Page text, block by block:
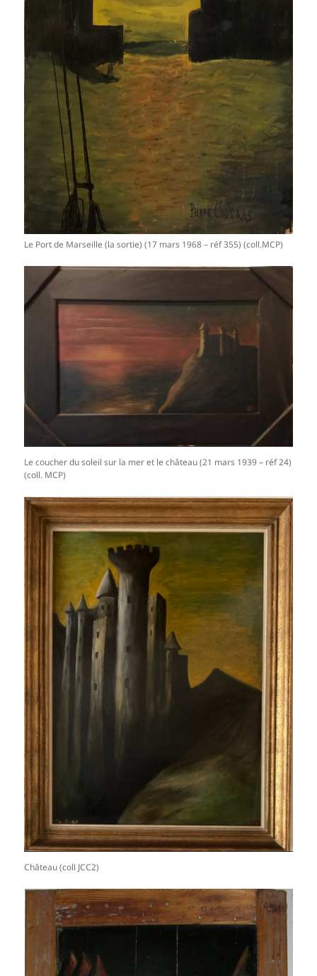
Le Port de Marseille (la sortie) (17 mars 1968 – réf 355) (coll.MCP)
Le coucher du soleil sur la mer et le château (21 mars 1939 – réf 24)
(coll. MCP)
Château (coll JCC2)